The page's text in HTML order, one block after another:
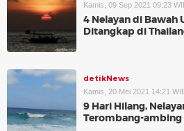
Kamis, 09 Sep 2021 09:23
4 Nelayan di Bawah
Ditangkap di
detikNews
Kamis, 20 Mei 2021 14:21
9 Hari Hilang,
Terombang-ambing